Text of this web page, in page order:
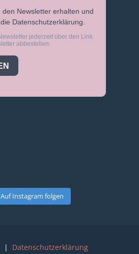
Auf Instagram folgen
| Datenschutzerklärung